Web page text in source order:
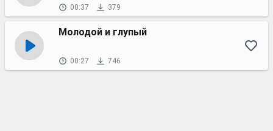
00:37 379
Молодой и глупый
00:27 746